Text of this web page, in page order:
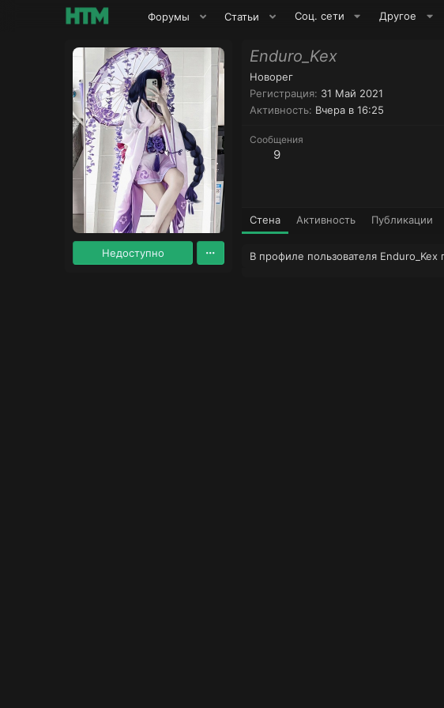
Форумы Статьи Соц. сети Другое
Недоступно
Enduro_Kex
Новорег
Регистрация 31 Май 2021
Активность Вчера в 16:25
Сообщения
9
Стена Активность Публикации
В профиле пользователя